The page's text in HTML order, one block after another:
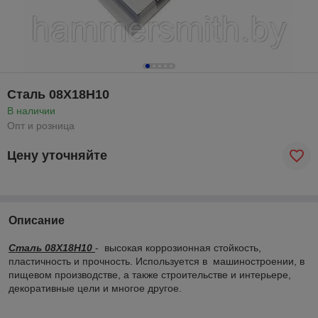
Cталь 08Х18Н10
В наличии
Опт и розница
Цену уточняйте
Описание
Cталь 08Х18Н10 - высокая коррозионная стойкость,
пластичность и прочность. Используется в машиностроении, в
пищевом производстве, а также строительстве и интерьере,
декоративные цели и многое другое.